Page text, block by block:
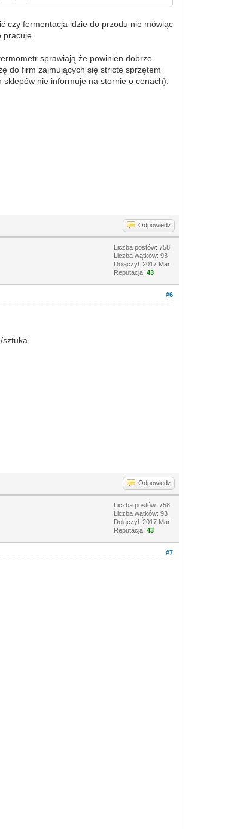
czy fermentacja idzie do przodu nie mówiąc
sprawiają że powinien dobrze
do firm zajmujących się stricte sprzętem
nie informuje na stornie o cenach).
Odpowiedz
Liczba postów: 758
Liczba wątków: 93
Dołączył: 2017 Mar
Reputacja:43
#6
sztuka
Odpowiedz
Liczba postów: 758
Liczba wątków: 93
Dołączył: 2017 Mar
Reputacja:43
#7